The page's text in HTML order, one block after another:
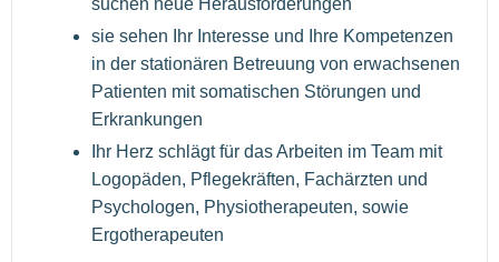
suchen neue Herausforderungen
sie sehen Ihr Interesse und Ihre Kompetenzen
in der stationären Betreuung von erwachsenen
Patienten mit somatischen Störungen und
Erkrankungen
Ihr Herz schlägt für das Arbeiten im Team mit
Logopäden, Pflegekräften, Fachärzten und
Psychologen, Physiotherapeuten, sowie
Ergotherapeuten